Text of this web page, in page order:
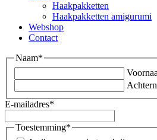
Haakpakketten
Haakpakketten amigurumi
Webshop
Contact
Naam*
E-mailadres*
Toestemming*